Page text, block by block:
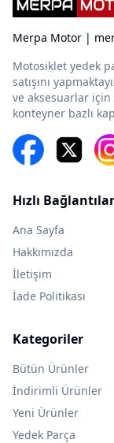
Merpa Motor |
Motosiklet yedek
satışını
ve aksesuarlar
konteyner bazlı
Hızlı Bağlantılar
Ana Sayfa
Hakkımızda
İletişim
İade Politikası
Kategoriler
Bütün Ürünler
İndirimli Ürünler
Yeni Ürünler
Yedek Parça